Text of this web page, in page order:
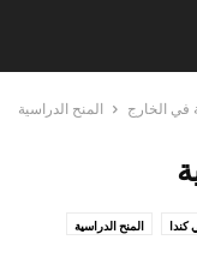
في الخارج المنح الدراسية
كندا المنح الدراسية